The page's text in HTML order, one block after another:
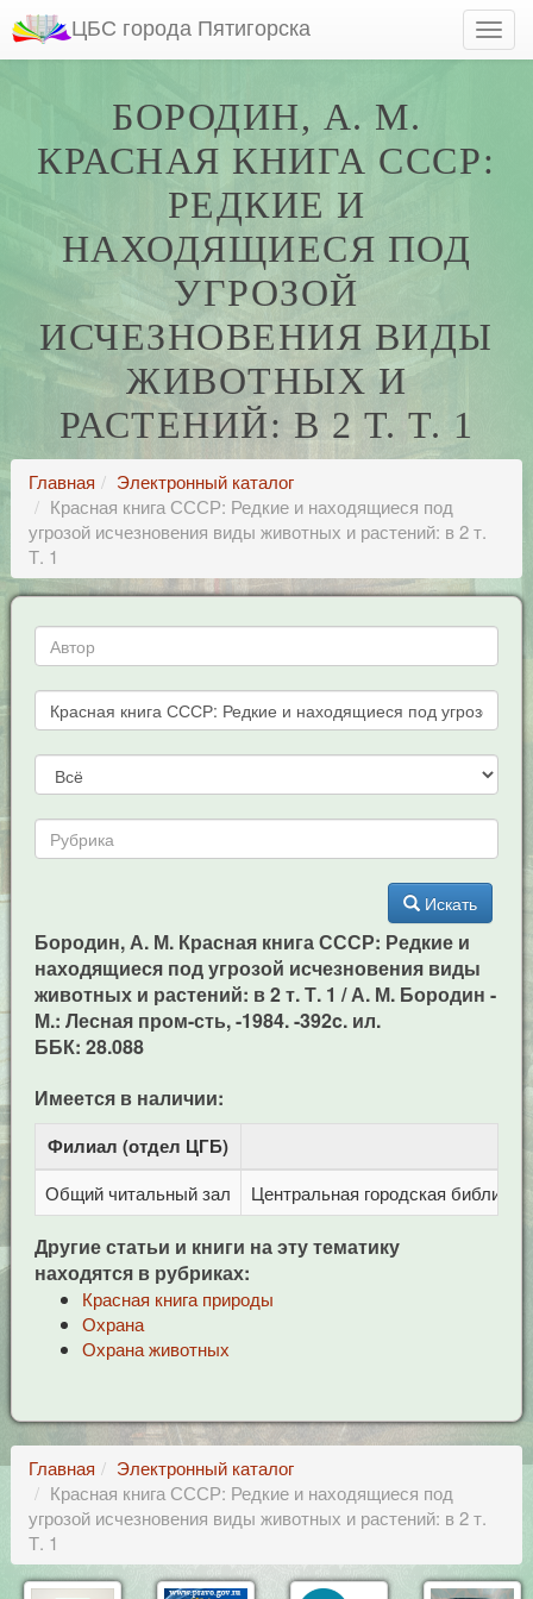
ЦБС города Пятигорска
БОРОДИН, А. М.
КРАСНАЯ КНИГА СССР:
РЕДКИЕ И
НАХОДЯЩИЕСЯ ПОД
УГРОЗОЙ
ИСЧЕЗНОВЕНИЯ ВИДЫ
ЖИВОТНЫХ И
РАСТЕНИЙ: В 2 Т. Т. 1
Главная
Электронный каталог
Красная книга СССР: Редкие и находящиеся под
угрозой исчезновения виды животных и растений: в 2 т.
Т. 1
Искать
Бородин, А. М. Красная книга СССР: Редкие и
находящиеся под угрозой исчезновения виды
животных и растений: в 2 т. Т. 1 / А. М. Бородин -
М.: Лесная пром-сть, -1984. -392c. ил.
ББК: 28.088
Имеется в наличии:
Филиал (отдел ЦГБ)
Общий читальный зал Центральная городская
Другие статьи и книги на эту тематику
находятся в рубриках:
Красная книга природы
Охрана
Охрана животных
Главная
Электронный каталог
Красная книга СССР: Редкие и находящиеся под
угрозой исчезновения виды животных и растений: в 2 т.
Т. 1